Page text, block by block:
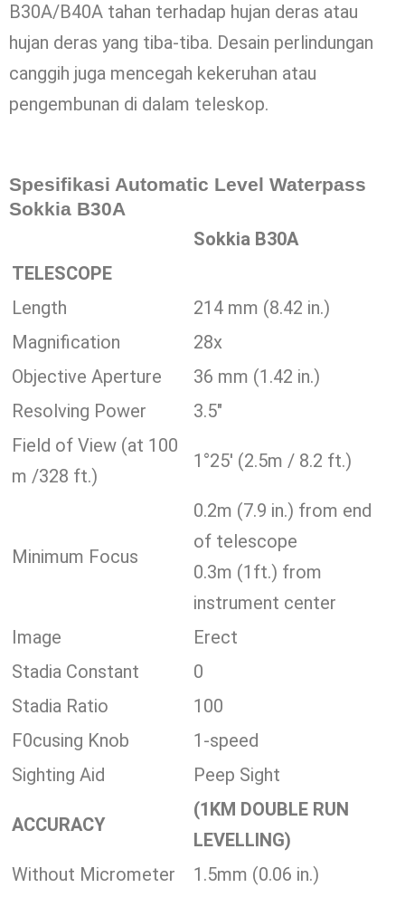
B30A/B40A tahan terhadap hujan deras atau
hujan deras yang tiba-tiba. Desain perlindungan
canggih juga mencegah kekeruhan atau
pengembunan di dalam teleskop.
Spesifikasi Automatic Level Waterpass
Sokkia B30A
Sokkia B30A
TELESCOPE
Length
214 mm (8.42 in.)
Magnification
28x
Objective Aperture
36 mm (1.42 in.)
Resolving Power
3.5″
Field of View (at 100
m /328 ft.)
1°25′ (2.5m / 8.2 ft.)
Minimum Focus
0.2m (7.9 in.) from end
of telescope
0.3m (1ft.) from
instrument center
Image
Erect
Stadia Constant
0
Stadia Ratio
100
F0cusing Knob
1-speed
Sighting Aid
Peep Sight
ACCURACY
(1KM DOUBLE RUN
LEVELLING)
Without Micrometer
1.5mm (0.06 in.)